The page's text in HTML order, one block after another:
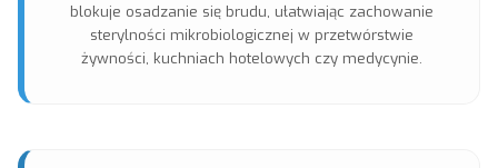
blokuje osadzanie się brudu, ułatwiając zachowanie
sterylności mikrobiologicznej w przetwórstwie
żywności, kuchniach hotelowych czy medycynie.